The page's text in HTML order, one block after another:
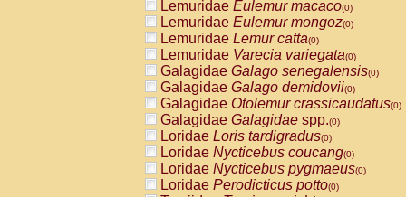
CebidaeSaimiri sciureus(0)
AtelidaeAlouatta caraya(0)
AtelidaeAlouatta fusca(0)
AtelidaeAlouatta seniculus(0)
AtelidaeAlouattaspp.(0)
AtelidaeAteles belzebuth(0)
AtelidaeAteles geoffroyi(0)
AtelidaeAteles paniscus(0)
AtelidaeAtelesspp.(0)
AtelidaeLagothrix lagothricha(0)
AtelidaeLagothrix lagothricha cana
PitheciidaeCacajao calvus
Lemuridae Eulemur macaco(0)
Lemuridae Eulemur mongoz(0)
Lemuridae Lemur catta(0)
Lemuridae Varecia variegata(0)
Galagidae Galago senegalensis(0)
Galagidae Galago demidovii(0)
Galagidae Otolemur crassicaudatus(0)
Galagidae Galagidae spp.(0)
Loridae Loris tardigradus(0)
Loridae Nycticebus coucang(0)
Loridae Nycticebus pygmaeus(0)
Loridae Perodicticus potto(0)